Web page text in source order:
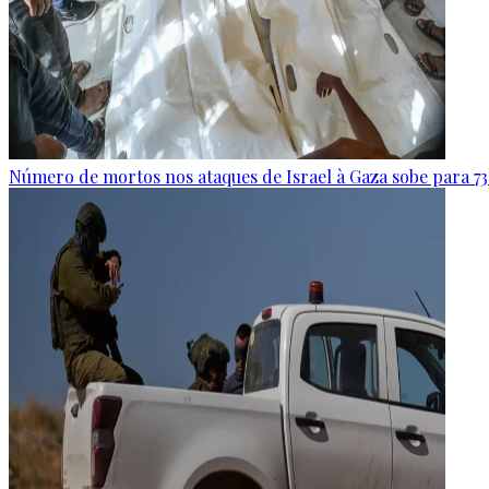
Número de mortos nos ataques de Israel à Gaza sobe para